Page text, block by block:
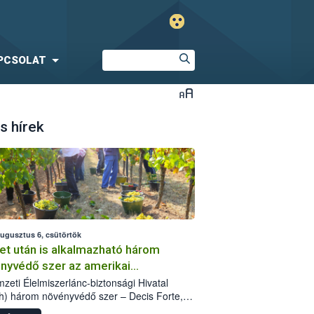
hírek
6, csütörtök
után is alkalmazható három
szer az amerikai
ellen
Élelmiszerlánc-biztonsági Hivatal
három növényvédő szer – Decis Forte,
24 EW, Oroganic – engedélyokiratát